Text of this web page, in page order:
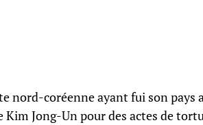
nord-coréenne ayant fui son pays
Jong-Un pour des actes de